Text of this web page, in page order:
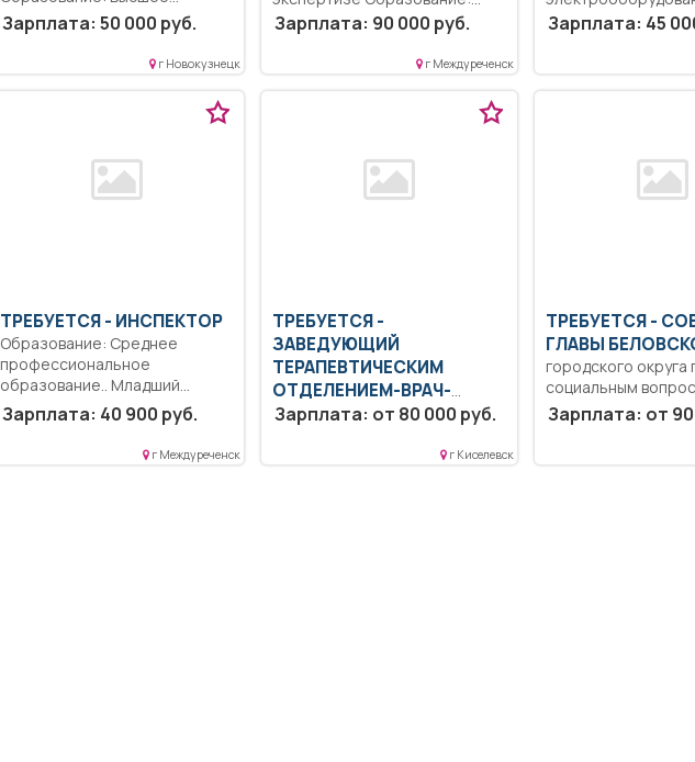
образование — специалитет,
магистратура.. Управление...
Зарплата: 50 000 руб.
г Новокузнецк
Высшее образование —
специалитет, магистратура..
Оказание услуги по...
Зарплата: 90 000 руб.
г Междуреченск
Образование:
профессиональное
Зарплата: 45
ТРЕБУЕТСЯ - ИНСПЕКТОР
Образование: Среднее
профессиональное
образование.. Младший
оперуполномоченный отдела
уголовного розыска....
Зарплата: 40 900 руб.
г Междуреченск
ТРЕБУЕТСЯ -
ЗАВЕДУЮЩИЙ
ТЕРАПЕВТИЧЕСКИМ
ОТДЕЛЕНИЕМ-ВРАЧ-
ТЕРАПЕВТОбразование:
магистратура.. Выполнение
Зарплата: от 80 000 руб.
г Киселевск
ТРЕБУЕТСЯ -
ГЛАВЫ
городского округа
социальным
связям с
Образование:...
Зарплата: от